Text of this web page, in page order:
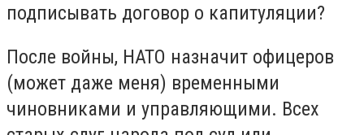
подписывать договор о капитуляции?
После войны, НАТО назначит офицеров
(может даже меня) временными
чиновниками и управляющими. Всех